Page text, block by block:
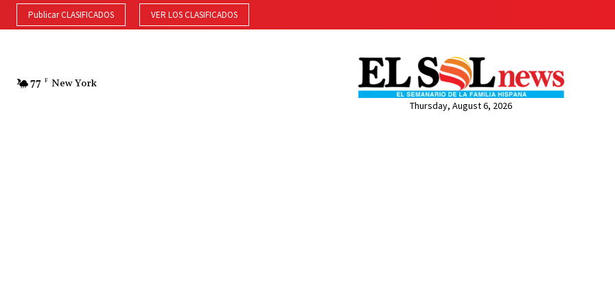
Publicar CLASIFICADOS VER LOS CLASIFICADOS
77 F New York
Thursday, August 6, 2026